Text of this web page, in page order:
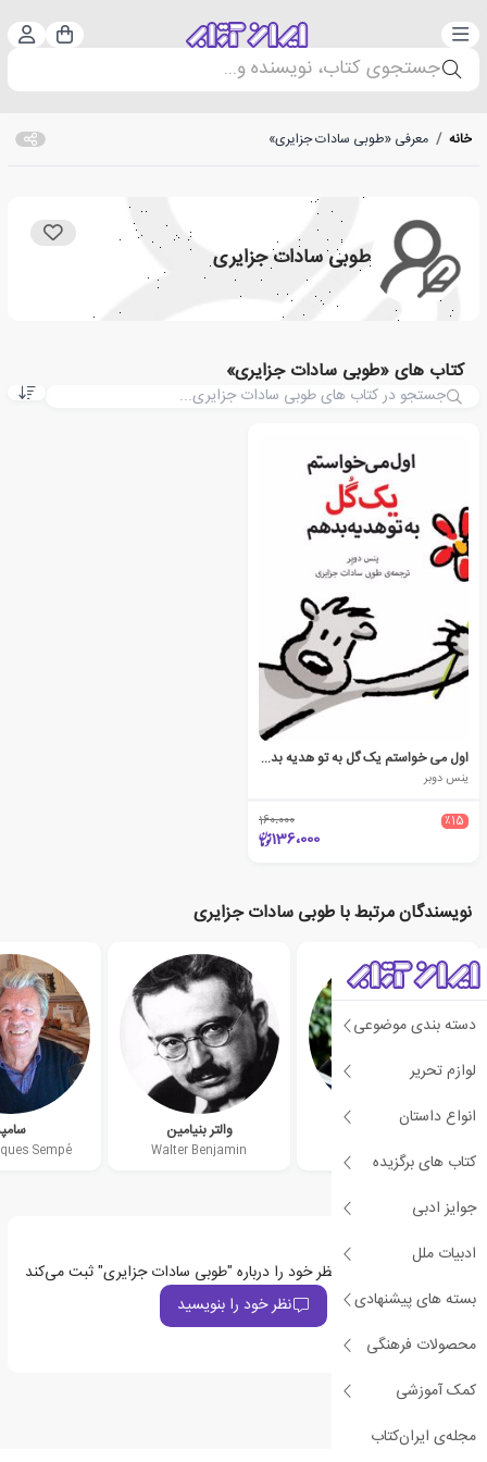
دسته‌بندی سبد
جستجوی کتاب، نویسنده و...
دسته بندی موضوعی
لوازم تحریر
انواع داستان
کتاب های برگزیده
جوایز ادبی
ادبیات ملل
بسته های پیشنهادی
محصولات فرهنگی
کمک آموزشی
مجله‌ی ایران‌کتاب
خانه / معرفی «طوبی سادات جزایری»
طوبی سادات جزایری
کتاب های «طوبی سادات جزایری»
اول می خواستم یک گل به تو هدیه بدهم
ینس دوبر
٪15 160،000
136،000
نویسندگان مرتبط با طوبی سادات جزایری
آرنیکا استرل
arnica esterl
والتر بنیامین
Walter Benjamin
Sempé
اولین نفری باشید که نظر خود را درباره "طوبی سادات جزایری" ثبت می‌کند
نظر خود را بنویسید